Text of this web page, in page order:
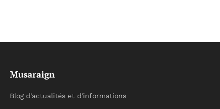
Musaraign
Blog d'actualités et d'informations